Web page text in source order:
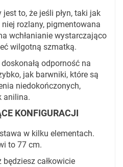
to, że jeśli płyn, taki jak
rozlany, pigmentowana
wchłanianie wystarczająco
wilgotną szmatką.
odporność na
jak barwniki, które są
niedokończonych,
anilina.
KONFIGURACJI
w kilku elementach.
to 77 cm.
całkowicie